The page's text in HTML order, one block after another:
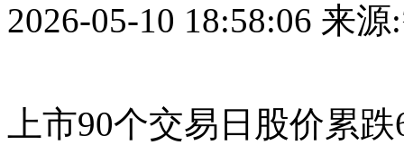
2026-05-10 18:58:06 来源
上市90个交易日股价累